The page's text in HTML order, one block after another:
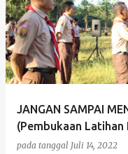
JANGAN SAMPAI
(Pembukaan Latihan
pada tanggal Juli 14, 2022